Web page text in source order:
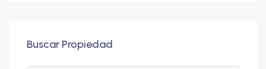
Buscar Propiedad